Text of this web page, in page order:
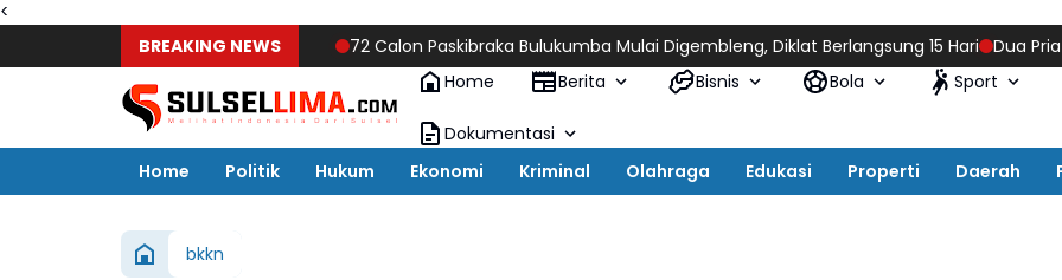
<
BREAKING NEWS72 Calon Paskibraka Bulukumba Mulai Digembleng, Diklat Berlangsung 15 Hari Dua Pria di
Home
Berita Bisnis Bola Sport
Dokumentasi
Home
Politik Hukum Ekonomi Kriminal Olahraga Edukasi Properti Daerah
bkkn